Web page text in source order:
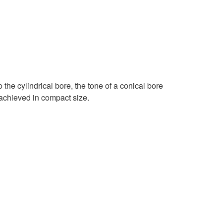
cylindrical bore, the tone of a conical bore
in compact size.